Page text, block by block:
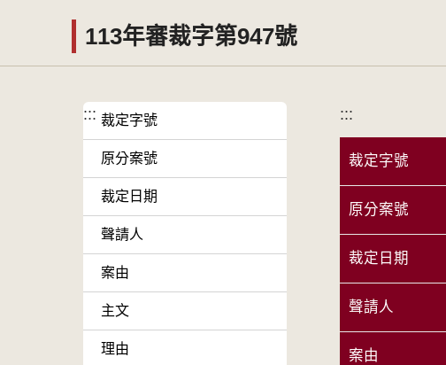
113年審裁字第947號
::: 裁定字號
原分案號
裁定日期
聲請人
案由
主文
理由
:::
裁定字號
原分案號
裁定日期
聲請人
案由